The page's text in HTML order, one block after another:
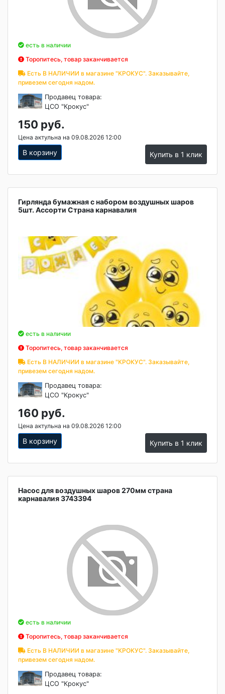
есть в наличии
Торопитесь, товар заканчивается
Есть В НАЛИЧИИ в магазине "КРОКУС". Заказывайте,
привезем сегодня надом.
Продавец товара:
ЦСО "Крокус"
150 руб.
Цена актульна на 09.08.2026 12:00
В корзину Купить в 1 клик
Гирлянда бумажная с набором воздушных шаров
5шт. Ассорти Страна карнавалия
есть в наличии
Торопитесь, товар заканчивается
Есть В НАЛИЧИИ в магазине "КРОКУС". Заказывайте,
привезем сегодня надом.
Продавец товара:
ЦСО "Крокус"
160 руб.
Цена актульна на 09.08.2026 12:00
В корзину Купить в 1 клик
Насос для воздушных шаров 270мм страна
карнавалия 3743394
есть в наличии
Торопитесь, товар заканчивается
Есть В НАЛИЧИИ в магазине "КРОКУС". Заказывайте,
привезем сегодня надом.
Продавец товара:
ЦСО "Крокус"